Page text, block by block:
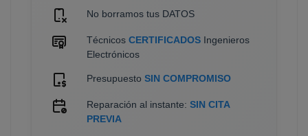
No borramos tus DATOS
Técnicos CERTIFICADOS Ingenieros
Electrónicos
Presupuesto SIN COMPROMISO
Reparación al instante: SIN CITA
PREVIA